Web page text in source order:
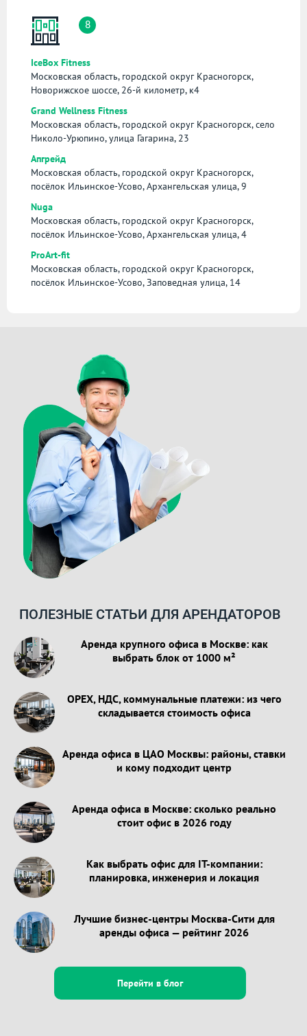
8
IceBox Fitness
Московская область, городской округ Красногорск,
Новорижское шоссе, 26-й километр, к4
Grand Wellness Fitness
Московская область, городской округ Красногорск, село
Николо-Урюпино, улица Гагарина, 23
Апгрейд
Московская область, городской округ Красногорск,
посёлок Ильинское-Усово, Архангельская улица, 9
Nuga
Московская область, городской округ Красногорск,
посёлок Ильинское-Усово, Архангельская улица, 4
ProArt-fit
Московская область, городской округ Красногорск,
посёлок Ильинское-Усово, Заповедная улица, 14
ПОЛЕЗНЫЕ СТАТЬИ ДЛЯ АРЕНДАТОРОВ
Аренда крупного офиса в Москве: как
выбрать блок от 1000 м²
OPEX, НДС, коммунальные платежи: из чего
складывается стоимость офиса
Аренда офиса в ЦАО Москвы: районы, ставки
и кому подходит центр
Аренда офиса в Москве: сколько реально
стоит офис в 2026 году
Как выбрать офис для IT-компании:
планировка, инженерия и локация
Лучшие бизнес-центры Москва-Сити для
аренды офиса — рейтинг 2026
Перейти в блог